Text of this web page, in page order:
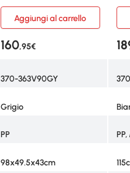
Aggiungi al carrello
160,95€
370-363V90GY
Grigio
PP
98x49.5x43cm